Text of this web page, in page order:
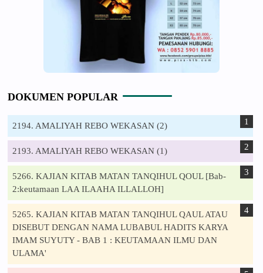
DOKUMEN POPULAR
2194. AMALIYAH REBO WEKASAN (2)
2193. AMALIYAH REBO WEKASAN (1)
5266. KAJIAN KITAB MATAN TANQIHUL QOUL [Bab-
2:keutamaan LAA ILAAHA ILLALLOH]
5265. KAJIAN KITAB MATAN TANQIHUL QAUL ATAU
DISEBUT DENGAN NAMA LUBABUL HADITS KARYA
IMAM SUYUTY - BAB 1 : KEUTAMAAN ILMU DAN
ULAMA'